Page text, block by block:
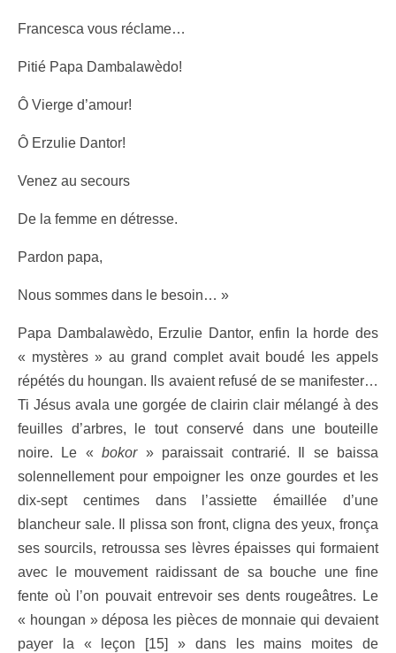
Francesca vous réclame…
Pitié Papa Dambalawèdo!
Ô Vierge d’amour!
Ô Erzulie Dantor!
Venez au secours
De la femme en détresse.
Pardon papa,
Nous sommes dans le besoin… »
Papa Dambalawèdo, Erzulie Dantor, enfin la horde des
« mystères » au grand complet avait boudé les appels
répétés du houngan. Ils avaient refusé de se manifester…
Ti Jésus avala une gorgée de clairin clair mélangé à des
feuilles d’arbres, le tout conservé dans une bouteille
noire. Le «bokor » paraissait contrarié. Il se baissa
solennellement pour empoigner les onze gourdes et les
dix-sept centimes dans l’assiette émaillée d’une
blancheur sale. Il plissa son front, cligna des yeux, fronça
ses sourcils, retroussa ses lèvres épaisses qui formaient
avec le mouvement raidissant de sa bouche une fine
fente où l’on pouvait entrevoir ses dents rougeâtres. Le
« houngan » déposa les pièces de monnaie qui devaient
payer la « leçon [15] » dans les mains moites de